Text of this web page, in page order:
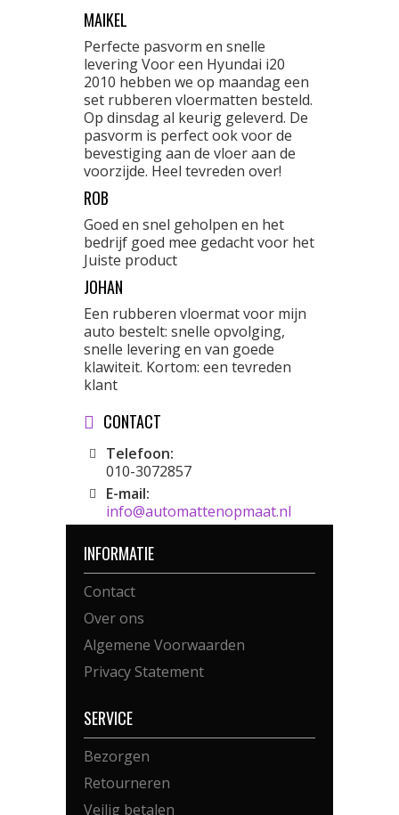
MAIKEL
Perfecte pasvorm en snelle
levering Voor een Hyundai i20
2010 hebben we op maandag een
set rubberen vloermatten besteld.
Op dinsdag al keurig geleverd. De
pasvorm is perfect ook voor de
bevestiging aan de vloer aan de
voorzijde. Heel tevreden over!
ROB
Goed en snel geholpen en het
bedrijf goed mee gedacht voor het
Juiste product
JOHAN
Een rubberen vloermat voor mijn
auto bestelt: snelle opvolging,
snelle levering en van goede
klawiteit. Kortom: een tevreden
klant
CONTACT
Telefoon:
010-3072857
E-mail:
info@automattenopmaat.nl
INFORMATIE
Contact
Over ons
Algemene Voorwaarden
Privacy Statement
SERVICE
Bezorgen
Retourneren
Veilig betalen